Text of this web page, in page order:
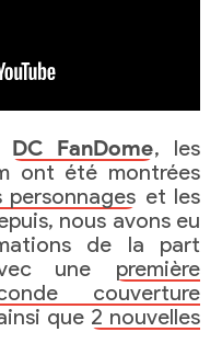
DC FanDome, les
ont été montrées
et les
nous avons eu
de la part
une première
couverture
que 2 nouvelles